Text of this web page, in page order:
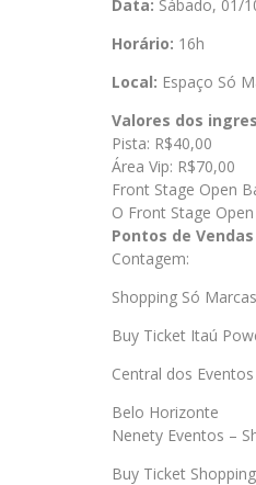
Data: Sábado, 01/
Horário: 16h
Local: Espaço Só
Valores dos
Pista: R$40,00
Área Vip: R$70,00
Front Stage Open
O Front Stage
Pontos de Vendas
Contagem:
Shopping Só
Buy Ticket Itaú
Central dos
Belo Horizonte
Nenety Eventos –
Buy Ticket